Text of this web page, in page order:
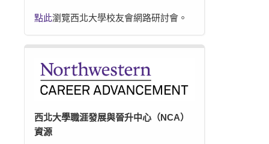
點此瀏覽西北大學校友會網路研討會。
西北大學職涯發展與晉升中心（NCA）
資源